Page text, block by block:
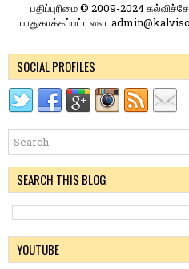
பதிப்புரிமை © 2009-2024
பாதுகாக்கப்பட்டவை.
SOCIAL PROFILES
SEARCH THIS BLOG
YOUTUBE